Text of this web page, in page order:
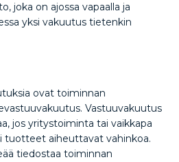
joka on ajossa vapaalla ja
yksi vakuutus tietenkin
ovat toiminnan
Vastuuvakuutus
jos yritystoiminta tai vaikkapa
aiheuttavat vahinkoa.
tiedostaa toiminnan